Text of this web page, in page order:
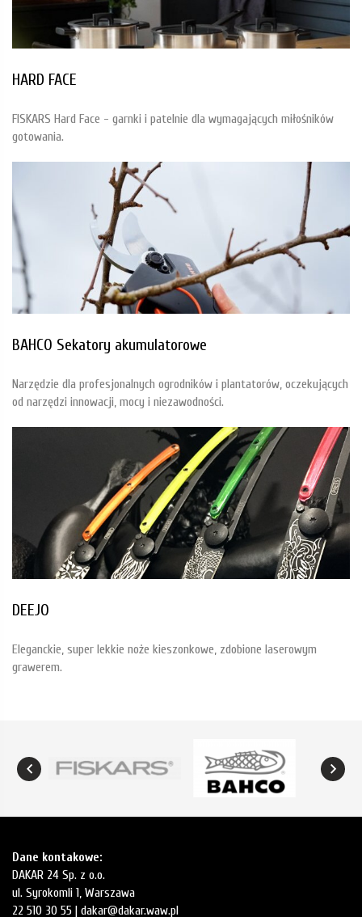
HARD FACE
FISKARS Hard Face - garnki i patelnie dla wymagających miłośników
gotowania.
BAHCO Sekatory akumulatorowe
Narzędzie dla profesjonalnych ogrodników i plantatorów, oczekujących
od narzędzi innowacji, mocy i niezawodności.
DEEJO
Eleganckie, super lekkie noże kieszonkowe, zdobione laserowym
grawerem.
Dane kontakowe:
DAKAR 24 Sp. z o.o.
ul. Syrokomli 1, Warszawa
22 510 30 55 | dakar@dakar.waw.pl